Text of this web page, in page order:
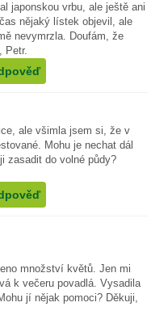
japonskou vrbu, ale ještě ani
nějaký lístek objevil, ale
nevymrzla. Doufám, že
Petr.
ale všimla jsem si, že v
Mohu je nechat dál
zasadit do volné půdy?
množství květů. Jen mi
k večeru povadlá. Vysadila
jí nějak pomoci? Děkuji,